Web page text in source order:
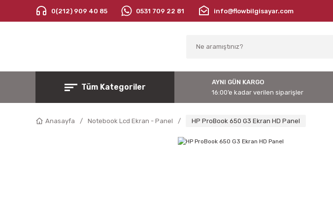
0(212) 909 40 85 0531 709 22 81 info@flowbilgisayar.com
Tüm Kategoriler
AYNI GÜN KARGO
16:00’e kadar verilen siparişler
Anasayfa Notebook Lcd Ekran - Panel HP ProBook 650 G3 Ekran HD Panel